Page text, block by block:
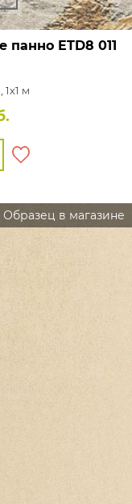
панно ETD8 011
1x1 м
Образец в магазине